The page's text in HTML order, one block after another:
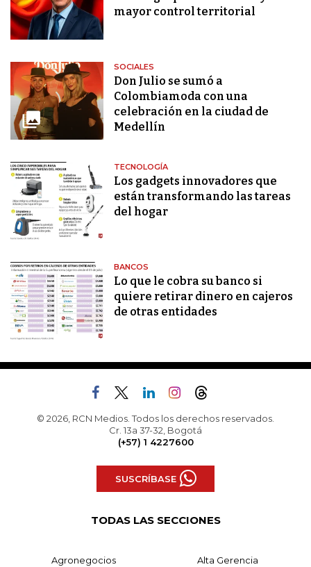
mayor control territorial
SOCIALES
Don Julio se sumó a
Colombiamoda con una
celebración en la ciudad de
Medellín
TECNOLOGÍA
Los gadgets innovadores que
están transformando las tareas
del hogar
BANCOS
Lo que le cobra su banco si
quiere retirar dinero en cajeros
de otras entidades
© 2026, RCN Medios. Todos los derechos reservados.
Cr. 13a 37-32, Bogotá
(+57) 1 4227600
SUSCRÍBASE
TODAS LAS SECCIONES
Agronegocios Alta Gerencia